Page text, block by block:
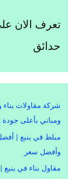
تعرف الان
حدائق
شركة مقاولات
ومباني بأعلى
مبلط في ينبع |
وأفضل سعر
مقاول بناء في